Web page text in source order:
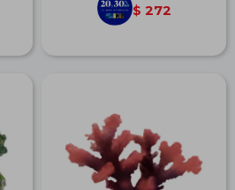
$ 272